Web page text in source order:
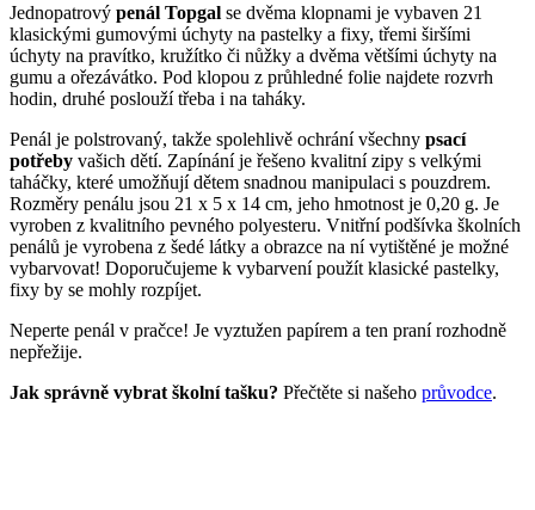
Jednopatrový penál Topgal se dvěma klopnami je vybaven 21
klasickými gumovými úchyty na pastelky a fixy, třemi širšími
úchyty na pravítko, kružítko či nůžky a dvěma většími úchyty na
gumu a ořezávátko. Pod klopou z průhledné folie najdete rozvrh
hodin, druhé poslouží třeba i na taháky.
Penál je polstrovaný, takže spolehlivě ochrání všechny psací
potřeby vašich dětí. Zapínání je řešeno kvalitní zipy s velkými
taháčky, které umožňují dětem snadnou manipulaci s pouzdrem.
Rozměry penálu jsou 21 x 5 x 14 cm, jeho hmotnost je 0,20 g. Je
vyroben z kvalitního pevného polyesteru. Vnitřní podšívka školních
penálů je vyrobena z šedé látky a obrazce na ní vytištěné je možné
vybarvovat! Doporučujeme k vybarvení použít klasické pastelky,
fixy by se mohly rozpíjet.
Neperte penál v pračce! Je vyztužen papírem a ten praní rozhodně
nepřežije.
Jak správně vybrat školní tašku? Přečtěte si našeho průvodce.